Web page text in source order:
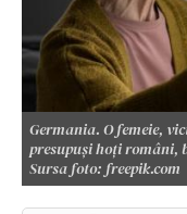
Germania. O femeie,
presupuși hoți români,
Sursa foto: freepik.com